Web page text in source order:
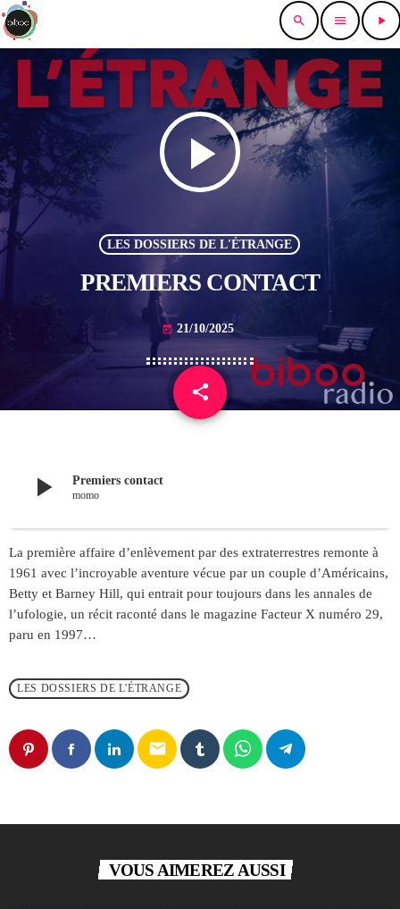
search menu play_arrow
play_arrow
LES DOSSIERS DE L'ÉTRANGE
PREMIERS CONTACT
today 21/10/2025
share
email
play_arrow Premiers contact
momo
La première affaire d’enlèvement par des extraterrestres remonte à
1961 avec l’incroyable aventure vécue par un couple d’Américains,
Betty et Barney Hill, qui entrait pour toujours dans les annales de
l’ufologie, un récit raconté dans le magazine Facteur X numéro 29,
paru en 1997…
LES DOSSIERS DE L'ÉTRANGE
email
VOUS AIMEREZ AUSSI